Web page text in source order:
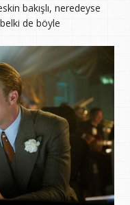
bakışlı, neredeyse
de böyle